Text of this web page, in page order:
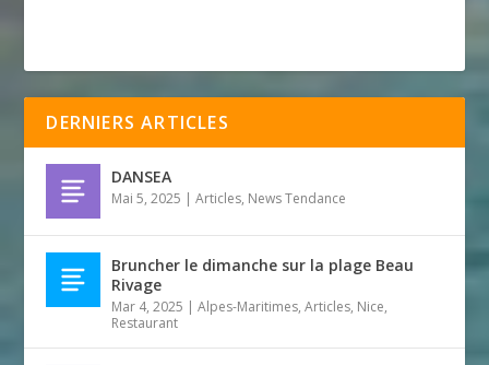
DERNIERS ARTICLES
DANSEA
Mai 5, 2025 |Articles, News Tendance
Bruncher le dimanche sur la plage Beau
Rivage
Mar 4, 2025 |Alpes-Maritimes,Articles, Nice,
Restaurant